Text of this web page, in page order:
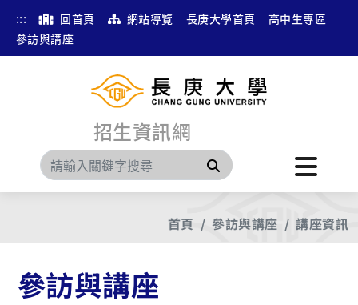
::: 回首頁 網站導覽 長庚大學首頁
高中生專區
參訪與講座
招生資訊網
搜尋
首頁 參訪與講座 講座資訊
參訪與講座